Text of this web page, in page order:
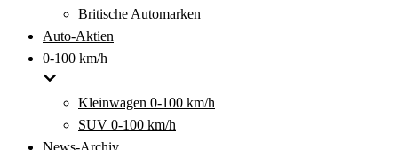
Britische Automarken
Auto-Aktien
0-100 km/h
Kleinwagen 0-100 km/h
SUV 0-100 km/h
News-Archiv